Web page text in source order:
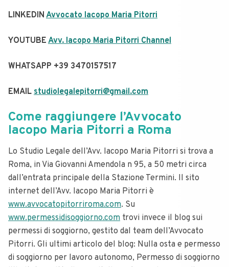
LINKEDIN Avvocato Iacopo Maria Pitorri
YOUTUBE ​​ Avv. Iacopo Maria Pitorri Channel
WHATSAPP +39 3470157517
EMAIL studiolegalepitorri@gmail.com
Come raggiungere l’Avvocato
Iacopo Maria Pitorri a Roma
Lo Studio Legale dell’Avv. Iacopo Maria Pitorri si trova a
Roma, in Via Giovanni Amendola n 95, a 50 metri circa
dall’entrata principale della Stazione Termini. Il sito
internet dell’Avv. Iacopo Maria Pitorri è
www.avvocatopitorriroma.com. Su
www.permessidisoggiorno.com trovi invece il blog sui
permessi di soggiorno, gestito dal team dell’Avvocato
Pitorri. Gli ultimi articolo del blog: Nulla osta e permesso
di soggiorno per lavoro autonomo, Permesso di soggiorno